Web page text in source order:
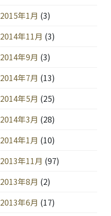
2015年1月 (3)
2014年11月 (3)
2014年9月 (3)
2014年7月 (13)
2014年5月 (25)
2014年3月 (28)
2014年1月 (10)
2013年11月 (97)
2013年8月 (2)
2013年6月 (17)